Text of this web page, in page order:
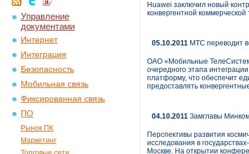
Управление
документами
Интернет
Интеграция
Безопасность
Мобильная связь
Фиксированная связь
ПО
Рынок ПК
Маркетинг
Huawei заключил новый
конвергентной
05.10.2011 МТС переводит
ОАО «Мобильные
очередного этапа
платформу, что обеспечит
предоставлять
04.10.2011 Замглавы
Перспективы развития
исследования в
Москве. На открытии